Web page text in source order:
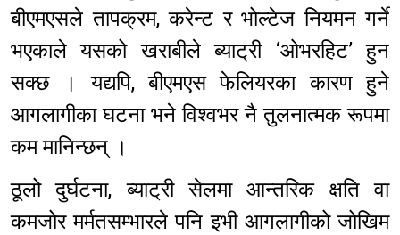
बीएमएसले तापक्रम, करेन्ट र भोल्टेज नियमन गर्ने
भएकाले यसको खराबीले ब्याट्री ‘ओभरहिट’ हुन
सक्छ । यद्यपि, बीएमएस फेलियरका कारण हुने
आगलागीका घटना भने विश्वभर नै तुलनात्मक रूपमा
कम मानिन्छन् ।
ठूलो दुर्घटना, ब्याट्री सेलमा आन्तरिक क्षति वा
कमजोर मर्मतसम्भारले पनि इभी आगलागीको जोखिम